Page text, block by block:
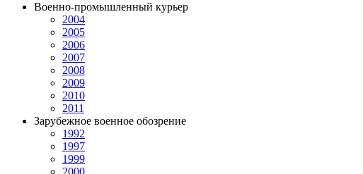
Военно-промышленный курьер
2004
2005
2006
2007
2008
2009
2010
2011
Зарубежное военное обозрение
1992
1997
1999